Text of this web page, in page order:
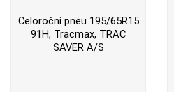
Celoroční pneu 195/65R15
91H, Tracmax, TRAC
SAVER A/S